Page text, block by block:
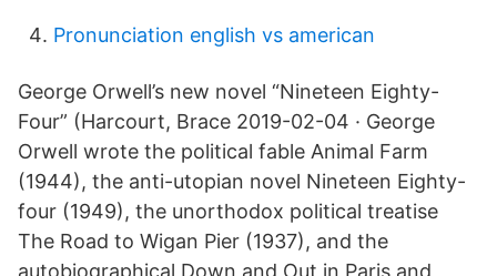
Pronunciation english vs american
George Orwell’s new novel “Nineteen Eighty-
Four” (Harcourt, Brace 2019-02-04 · George
Orwell wrote the political fable Animal Farm
(1944), the anti-utopian novel Nineteen Eighty-
four (1949), the unorthodox political treatise
The Road to Wigan Pier (1937), and the
autobiographical Down and Out in Paris and